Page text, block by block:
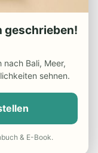
geschrieben!
nach Bali, Meer,
sehnen.
& E-Book.